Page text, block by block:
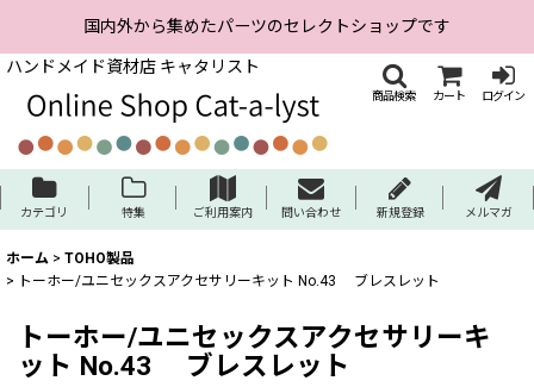
国内外から集めたパーツのセレクトショップです
ハンドメイド資材店 キャタリスト
商品検索 カート ログイン
カテゴリ 特集 ご利用案内 問い合わせ 新規登録 メルマガ
ホーム > TOHO製品
>
トーホー/ユニセックスアクセサリーキット No.43 ブレスレット
トーホー/ユニセックスアクセサリーキ
ット No.43 ブレスレット